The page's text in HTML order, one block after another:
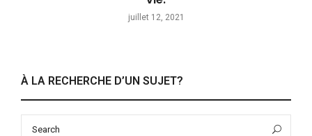
juillet 12, 2021
À LA RECHERCHE D’UN SUJET?